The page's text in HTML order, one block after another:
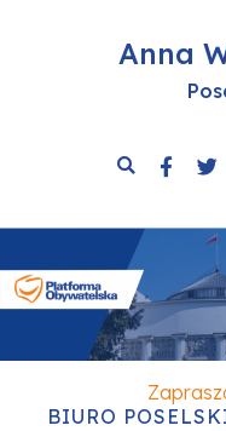
Anna
BIURO